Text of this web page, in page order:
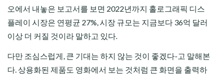
오에서 내놓은 보고서를 보면 2022년까지 홀로그래픽 디스
플레이 시장은 연평균 27%, 시장 규모는 지금보다 36억 달러
이상 더 커질 것이라 말하고 있다.
다만 조심스럽게, 큰 기대는 하지 않는 것이 좋겠다-고 말해본
다. 상용화된 제품도 영화에서 보는 것처럼 큰 화면을 출력하